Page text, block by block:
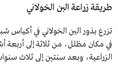
طريقة زراعة البن الخولاني
تزرع بذور البن الخولاني في أكياس
في مكان مظلل، من ثلاثة إلى أربعة
الزراعية، وبعد سنتين إلى ثلاث